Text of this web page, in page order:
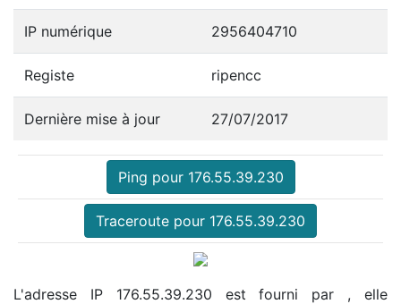
IP numérique 2956404710
Registe ripencc
Dernière mise à jour 27/07/2017
Ping pour 176.55.39.230
Traceroute pour 176.55.39.230
L'adresse IP 176.55.39.230 est fourni par , elle